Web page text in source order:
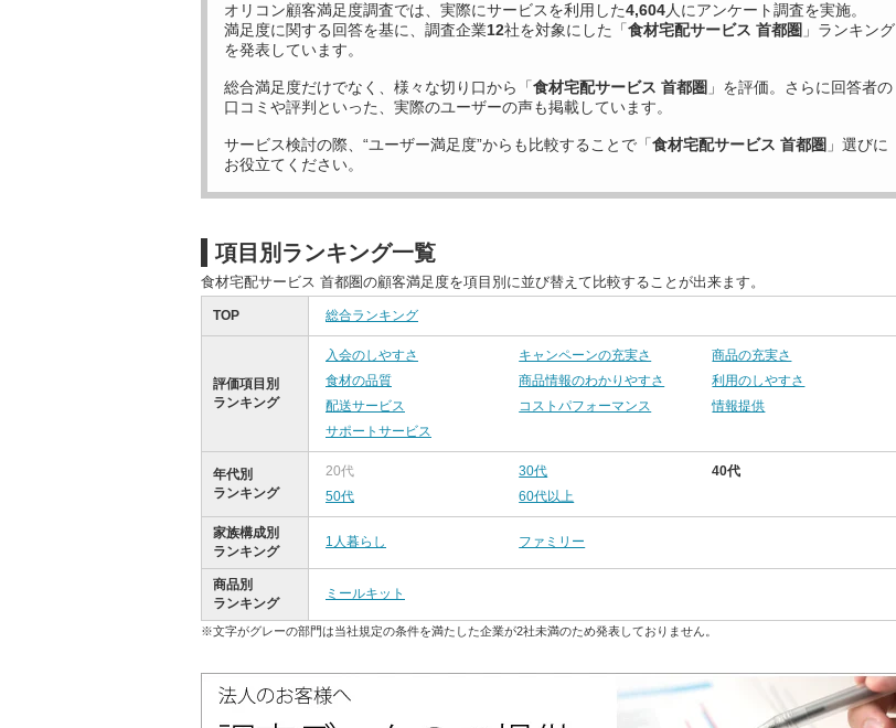
オリコン顧客満足度調査では、実際にサービスを利用した4,604人にアンケート調査を実施。
満足度に関する回答を基に、調査企業12社を対象にした「食材宅配サービス 首都圏 」ランキング
を発表しています。
総合満足度だけでなく、様々な切り口から「食材宅配サービス 首都圏 」を評価。さらに回答者の
口コミや評判といった、実際のユーザーの声も掲載しています。
サービス検討の際、“ユーザー満足度”からも比較することで「食材宅配サービス 首都圏 」選びに
お役立てください。
項目別ランキング一覧
食材宅配サービス 首都圏の顧客満足度を項目別に並び替えて比較することが出来ます。
TOP 総合ランキング
評価項目別
ランキング
入会のしやすさ キャンペーンの充実さ
商品の充実さ
食材の品質
商品情報のわかりやすさ
利用のしやすさ
配送サービス
コストパフォーマンス
情報提供
サポートサービス
年代別
ランキング
20代 30代
40代
50代
60代以上
家族構成別
ランキング
1人暮らし ファミリー
商品別
ランキング
ミールキット
※文字がグレーの部門は当社規定の条件を満たした企業が2社未満のため発表しておりません。